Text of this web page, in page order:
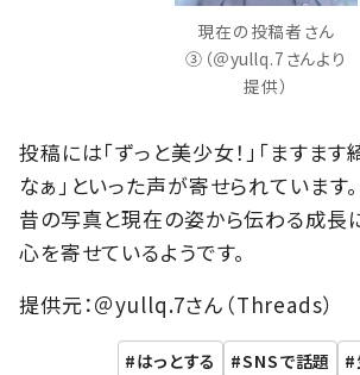
現在の投稿者さん
③（＠yullq.7さんより
提供）
投稿には「ずっと美少女！」「ますます
なぁ」といった声が寄せられています。
昔の写真と現在の姿から伝わる成長
心を寄せているようです。
提供元：＠yullq.7さん（Threads）
はっとする SNSで話題